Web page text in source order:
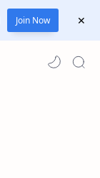
Join Now